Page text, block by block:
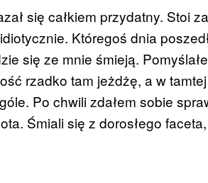
się całkiem przydatny. Stoi
Któregoś dnia
się ze mnie śmieją.
rzadko tam jeżdżę, a w
Po chwili zdałem sobie
Śmiali się z dorosłego